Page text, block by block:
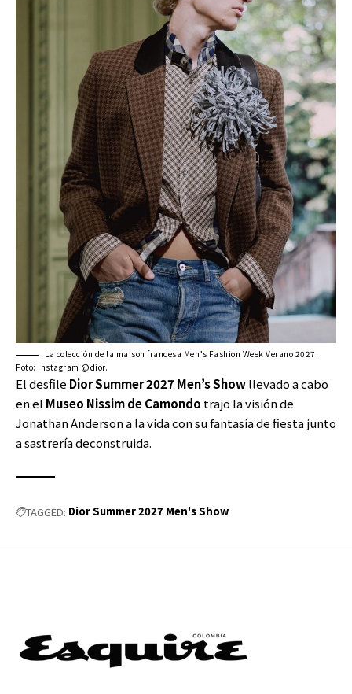
La colección de la maison francesa Men’s Fashion Week Verano 2027.
Foto: Instagram @dior.
El desfile Dior Summer 2027 Men’s Showllevado a cabo
en el Museo Nissim de Camondo trajo la visión de
Jonathan Anderson a la vida con su fantasía de fiesta junto
a sastrería deconstruida.
TAGGED: Dior Summer 2027 Men's Show